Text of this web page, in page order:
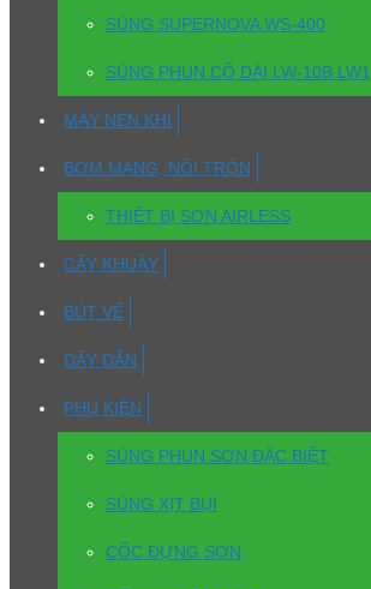
SÚNG SUPERNOVA WS-400
SÚNG PHUN CỔ DÀI LW-10B LW1
MÁY NÉN KHÍ
BƠM MÀNG, NỒI TRỘN
THIẾT BỊ SƠN AIRLESS
CÂY KHUẤY
BÚT VẼ
DÂY DẪN
PHỤ KIỆN
SÚNG PHUN SƠN ĐẶC BIỆT
SÚNG XỊT BỤI
CỐC ĐỰNG SƠN